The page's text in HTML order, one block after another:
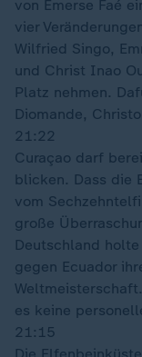
von Emerse Faé
vier
Wilfried Singo,
und Christ Inao
Platz nehmen.
Diomande,
21:22
Curaçao darf
blicken. Dass die
vom
große
Deutschland
gegen Ecuador
es keine
21:15